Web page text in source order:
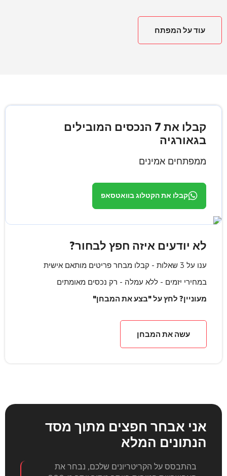
עוד על המפתח
קבלו את 7 הנכסים המובילים
בגאורגיה
ממפתחים אמינים
קבלו את הקטלוג בוואטסאפ
לא יודעים איזה חפץ לבחור?
ענו על 3 שאלות - קבלו מבחר פריטים מותאם אישית
במחירי יזמים - ללא עמלה - רק נכסים מאומתים
מעוניין? לחץ על "בצע את המבחן"
עשה את המבחן
אני אבחר חפצים מתוך מסד
הנתונים המלא
בהתבסס על הקריטריונים שלכם, נבחר את